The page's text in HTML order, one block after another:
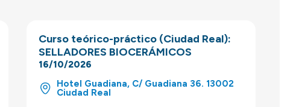
Curso teórico-práctico (Ciudad Real):
SELLADORES BIOCERÁMICOS
16/10/2026
Hotel Guadiana, C/ Guadiana 36. 13002
Ciudad Real